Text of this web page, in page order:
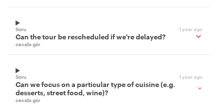
Soru 1 year ago
Can the tour be rescheduled if we're delayed?
cevabı gör
Soru 1 year ago
Can we focus on a particular type of cuisine (e.g.
desserts, street food, wine)?
cevabı gör